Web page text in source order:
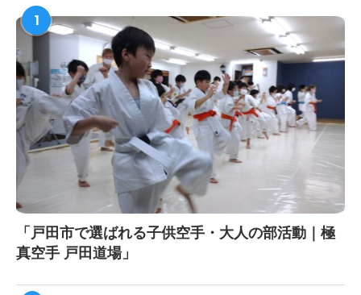
1
「戸田市で選ばれる子供空手・大人の部活動｜極
真空手 戸田道場」